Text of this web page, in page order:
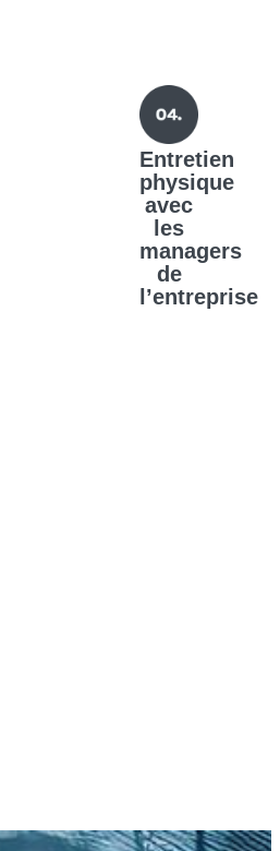
Entretien
physique
avec
les
managers
de
l’entreprise